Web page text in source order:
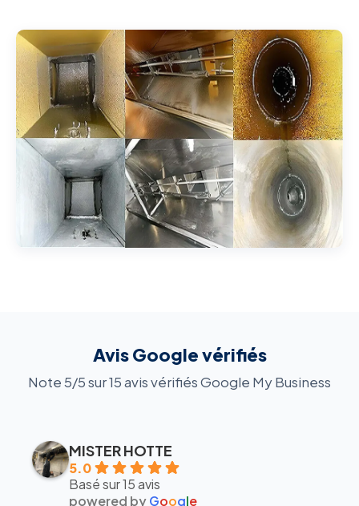
Avis Google vérifiés
Note 5/5 sur 15 avis vérifiés Google My Business
MISTER HOTTE
5.0
Basé sur 15 avis
powered byGoogle